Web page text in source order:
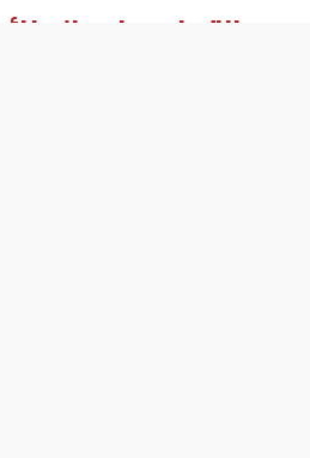
انتحاري في الجزائر